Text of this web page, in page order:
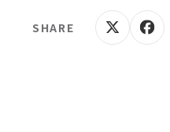
SHARE